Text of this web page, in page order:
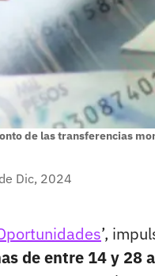
de las transferencias
Dic, 2024
’,
de entre 14 y 28